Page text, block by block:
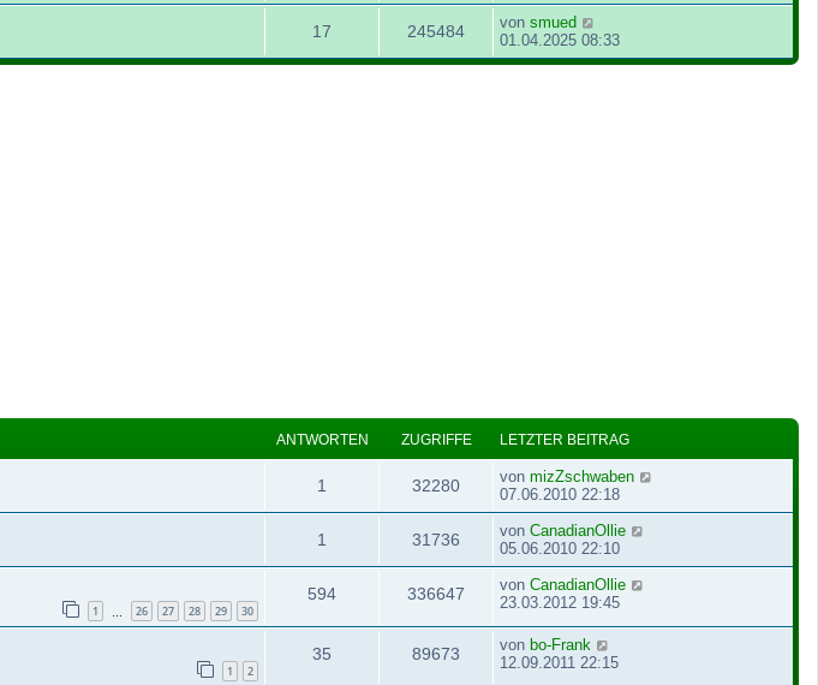
17 245484 von smued
01.04.2025 08:33
ANTWORTEN ZUGRIFFE LETZTER BEITRAG
1 32280 von mizZschwaben
07.06.2010 22:18
1 31736 von CanadianOllie
05.06.2010 22:10
1 26 27 28 29 30
594 336647 von CanadianOllie
23.03.2012 19:45
1 2
35 89673 von bo-Frank
12.09.2011 22:15